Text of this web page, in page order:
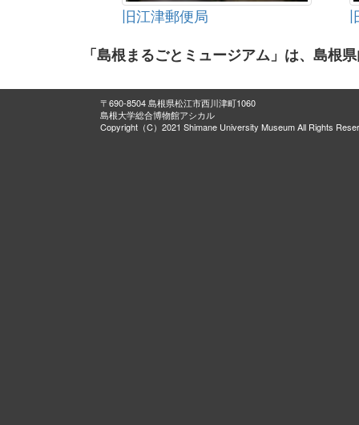
旧江津郵便局
「島根まるごとミュージアム」は、島根
〒690-8504 島根県松江市西川津町1060
島根大学総合博物館アシカル
Copyright（C）2021 Shimane University Museum All Rights